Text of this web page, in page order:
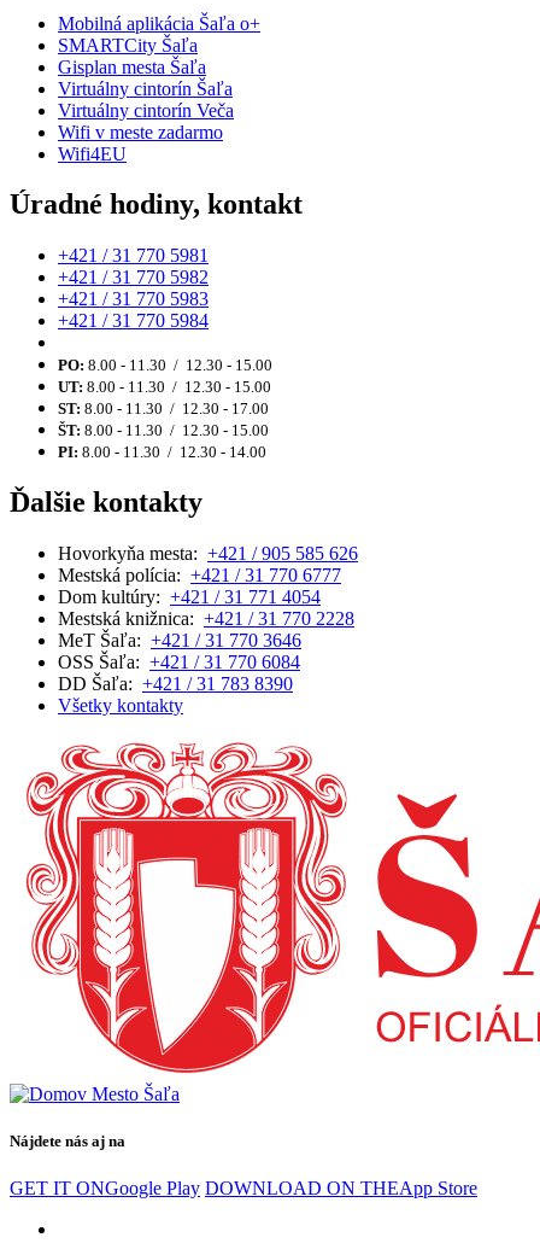
Mobilná aplikácia Šaľa o+
SMARTCity Šaľa
Gisplan mesta Šaľa
Virtuálny cintorín Šaľa
Virtuálny cintorín Veča
Wifi v meste zadarmo
Wifi4EU
Úradné hodiny, kontakt
+421 / 31 770 5981
+421 / 31 770 5982
+421 / 31 770 5983
+421 / 31 770 5984
PO: 8.00 - 11.30 / 12.30 - 15.00
UT: 8.00 - 11.30 / 12.30 - 15.00
ST: 8.00 - 11.30 / 12.30 - 17.00
ŠT: 8.00 - 11.30 / 12.30 - 15.00
PI: 8.00 - 11.30 / 12.30 - 14.00
Ďalšie kontakty
Hovorkyňa mesta: +421 / 905 585 626
Mestská polícia: +421 / 31 770 6777
Dom kultúry: +421 / 31 771 4054
Mestská knižnica: +421 / 31 770 2228
MeT Šaľa: +421 / 31 770 3646
OSS Šaľa: +421 / 31 770 6084
DD Šaľa: +421 / 31 783 8390
Všetky kontakty
Nájdete nás aj na
GET IT ONGoogle Play DOWNLOAD ON THEApp Store